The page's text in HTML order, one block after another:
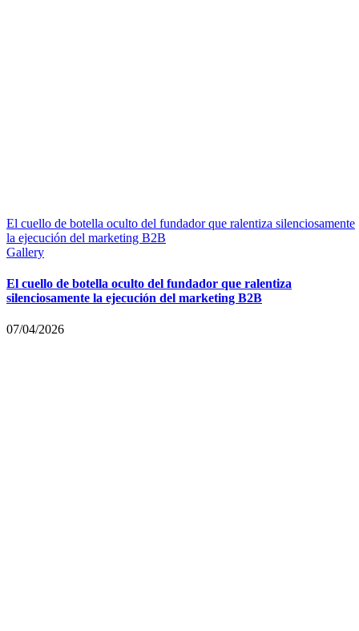
El cuello de botella oculto del fundador que ralentiza silenciosamente
la ejecución del marketing B2B
Gallery
El cuello de botella oculto del fundador que ralentiza
silenciosamente la ejecución del marketing B2B
07/04/2026